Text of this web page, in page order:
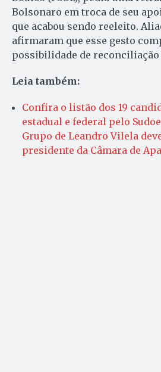
Bolsonaro em troca de seu
que acabou sendo reeleito.
afirmaram que esse gesto
possibilidade de reconciliação
Leia também:
Confira o listão dos 19
estadual e federal pelo
Grupo de Leandro Vilela
presidente da Câmara de